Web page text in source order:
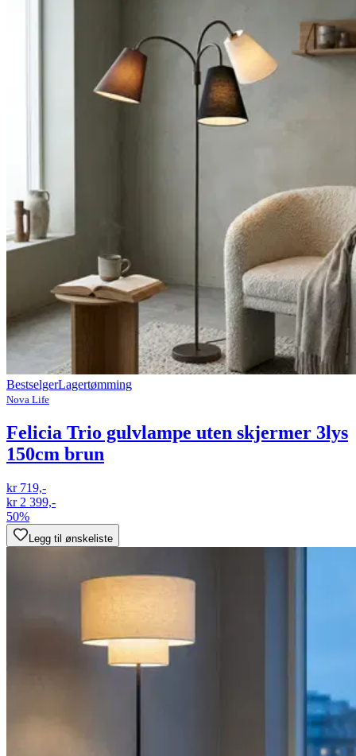
BestselgerLagertømming
Nova Life
Felicia Trio gulvlampe uten skjermer 3lys
150cm brun
kr 719,-
kr 2 399,-
50%
Legg til ønskeliste